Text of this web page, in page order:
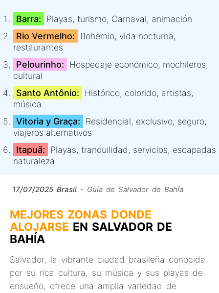
Barra:
Playas, turismo, Carnaval, animación
Rio Vermelho:
Bohemio, vida nocturna,
restaurantes
Pelourinho:
Hospedaje económico, mochileros,
cultural
Santo Antônio:
Histórico, colorido, artistas,
música
Vitoria y Graça:
Residencial, exclusivo, seguro,
viajeros alternativos
Itapuã:
Playas, tranquilidad, servicios, escapadas
naturaleza
17/07/2025 Brasil - Guía de Salvador de Bahía
MEJORES ZONAS DONDE
ALOJARSE EN SALVADOR DE
BAHÍA
Salvador, la vibrante ciudad brasileña conocida
por su rica cultura, su música y sus playas de
ensueño, ofrece una amplia variedad de